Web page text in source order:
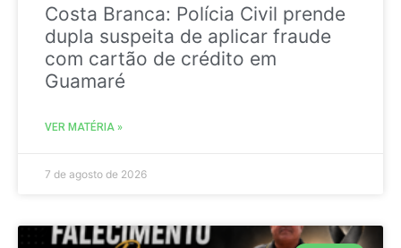
Costa Branca: Polícia Civil prende
dupla suspeita de aplicar fraude
com cartão de crédito em
Guamaré
VER MATÉRIA »
7 de agosto de 2026